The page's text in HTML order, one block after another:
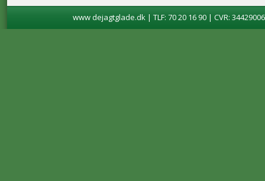
www dejagtglade.dk | TLF: 70 20 16 90 | CVR: